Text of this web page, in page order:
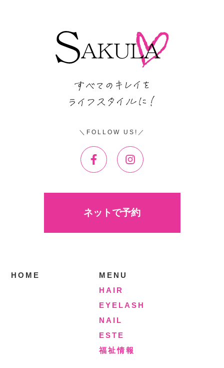
FOLLOW US!
ネットで予約
HOME
MENU
HAIR
EYELASH
NAIL
ESTE
福祉情報